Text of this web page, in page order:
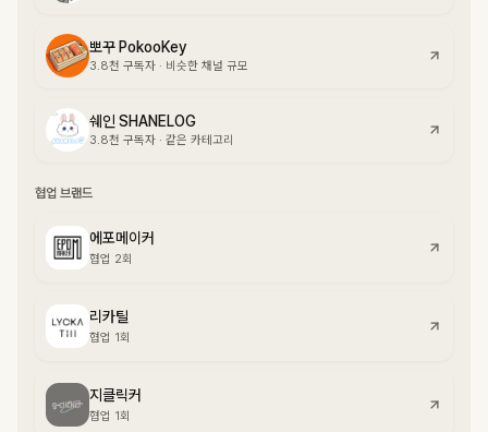
뽀꾸 PokooKey
3.8천 구독자 · 비슷한 채널 규모
쉐인 SHANELOG
3.8천 구독자 · 같은 카테고리
협업 브랜드
에포메이커
협업 2회
리카틸
협업 1회
지클릭커
협업 1회